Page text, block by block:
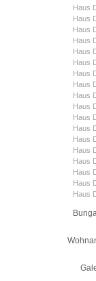
Haus
Haus
Haus
Haus
Haus
Haus
Haus
Haus
Haus
Haus
Haus
Haus
Haus
Haus
Haus
Haus
Haus
Haus